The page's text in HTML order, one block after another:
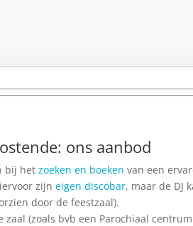
ons aanbod
bij hetzoeken en boeken van een
zijneigen discobar, maar de DJ
door de feestzaal).
zaal (zoals bvb een Parochiaal